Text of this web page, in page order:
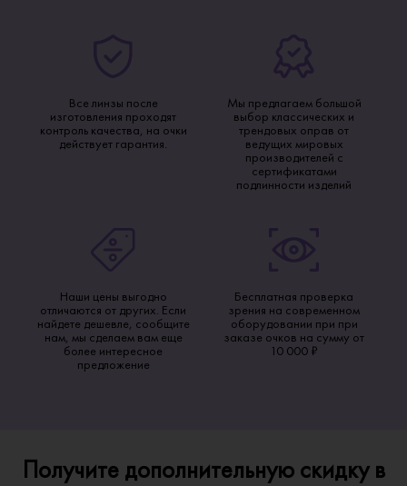
Все линзы после
изготовления проходят
контроль качества, на очки
действует гарантия.
Мы предлагаем большой
выбор классических и
трендовых оправ от
ведущих мировых
производителей с
сертификатами
подлинности изделий
Наши цены выгодно
отличаются от других. Если
найдете дешевле, сообщите
нам, мы сделаем вам еще
более интересное
предложение
Бесплатная проверка
зрения на современном
оборудовании при при
заказе очков на сумму от
10 000 ₽
Получите дополнительную скидку в